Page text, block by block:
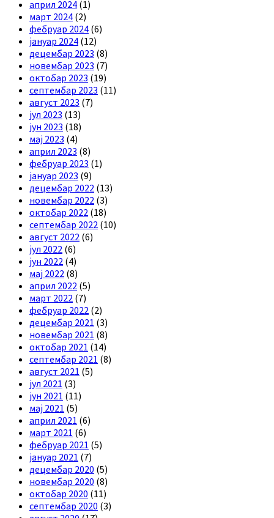
април 2024 (1)
март 2024 (2)
фебруар 2024 (6)
јануар 2024 (12)
децембар 2023 (8)
новембар 2023 (7)
октобар 2023 (19)
септембар 2023 (11)
август 2023 (7)
јул 2023 (13)
јун 2023 (18)
мај 2023 (4)
април 2023 (8)
фебруар 2023 (1)
јануар 2023 (9)
децембар 2022 (13)
новембар 2022 (3)
октобар 2022 (18)
септембар 2022 (10)
август 2022 (6)
јул 2022 (6)
јун 2022 (4)
мај 2022 (8)
април 2022 (5)
март 2022 (7)
фебруар 2022 (2)
децембар 2021 (3)
новембар 2021 (8)
октобар 2021 (14)
септембар 2021 (8)
август 2021 (5)
јул 2021 (3)
јун 2021 (11)
мај 2021 (5)
април 2021 (6)
март 2021 (6)
фебруар 2021 (5)
јануар 2021 (7)
децембар 2020 (5)
новембар 2020 (8)
октобар 2020 (11)
септембар 2020 (3)